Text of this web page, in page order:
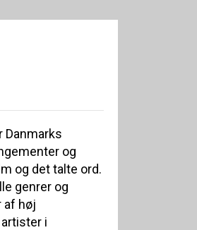
Danmarks
og
og det talte ord.
genrer og
af høj
i